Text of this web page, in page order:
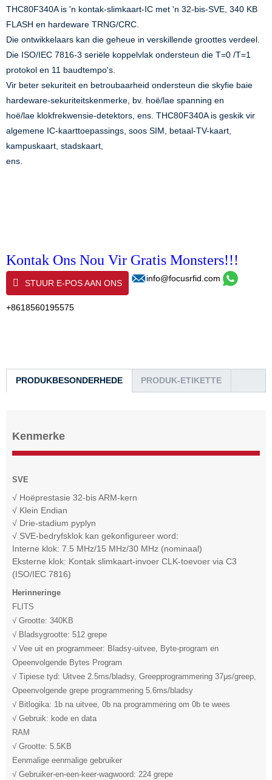
THC80F340A is 'n kontak-slimkaart-IC met 'n 32-bis-SVE, 340 KB
FLASH en hardeware TRNG/CRC.
Die ontwikkelaars kan die geheue in verskillende groottes verdeel.
Die ISO/IEC 7816-3 seriële koppelvlak ondersteun die T=0 /T=1
protokol en 11 baudtempo's.
Vir beter sekuriteit en betroubaarheid ondersteun die skyfie baie
hardeware-sekuriteitskenmerke, bv. hoë/lae spanning en
hoë/lae klokfrekwensie-detektors, ens. THC80F340A is geskik vir
algemene IC-kaarttoepassings, soos SIM, betaal-TV-kaart,
kampuskaart, stadskaart,
ens.
Kontak Ons Nou Vir Gratis Monsters!!!
STUUR E-POS AAN ONS
info@focusrfid.com
+8618560195575
PRODUKBESONDERHEDE PRODUK-ETIKETTE
Kenmerke
SVE
√ Hoëprestasie 32-bis ARM-kern
√ Klein Endian
√ Drie-stadium pyplyn
√ SVE-bedryfsklok kan gekonfigureer word:
Interne klok: 7.5 MHz/15 MHz/30 MHz (nominaal)
Eksterne klok: Kontak slimkaart-invoer CLK-toevoer via C3
(ISO/IEC 7816)
Herinneringe
FLITS
√ Grootte: 340KB
√ Bladsygrootte: 512 grepe
√ Vee uit en programmeer: ​​Bladsy-uitvee, Byte-program en
Opeenvolgende Bytes Program
√ Tipiese tyd: Uitvee 2.5ms/bladsy, Greepprogrammering 37μs/greep,
Opeenvolgende grepe programmering 5.6ms/bladsy
√ Bitlogika: 1b na uitvee, 0b na programmering om 0b te wees
√ Gebruik: kode en data
RAM
√ Grootte: 5.5KB
Eenmalige eenmalige gebruiker
√ Gebruiker-en-een-keer-wagwoord: 224 grepe